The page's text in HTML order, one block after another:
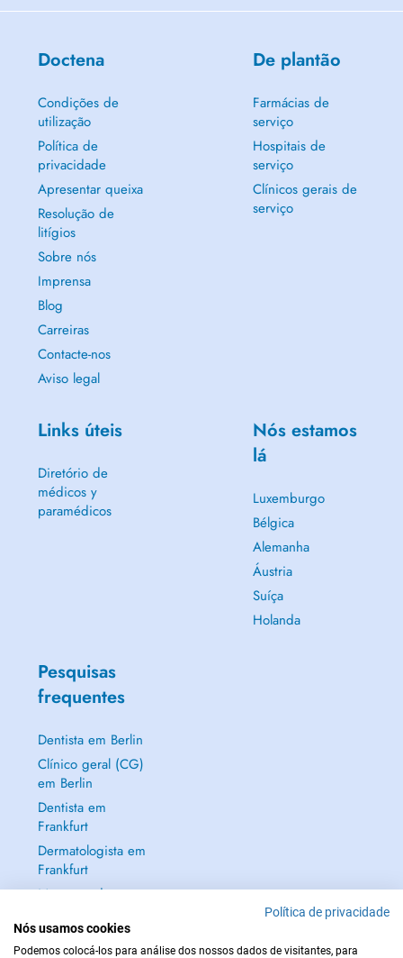
Doctena
Condições de
utilização
Política de
privacidade
Apresentar queixa
Resolução de
litígios
Sobre nós
Imprensa
Blog
Carreiras
Contacte-nos
Aviso legal
De plantão
Farmácias de
serviço
Hospitais de
serviço
Clínicos gerais de
serviço
Links úteis
Diretório de
médicos y
paramédicos
Nós estamos
lá
Luxemburgo
Bélgica
Alemanha
Áustria
Suíça
Holanda
Pesquisas
frequentes
Dentista em Berlin
Clínico geral (CG)
em Berlin
Dentista em
Frankfurt
Dermatologista em
Frankfurt
Mostrar tudo →
Política de privacidade
Nós usamos cookies
Podemos colocá-los para análise dos nossos dados de visitantes, para